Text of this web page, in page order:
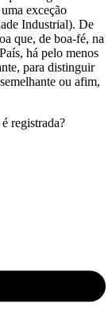
exceção
Industrial). De
que, de boa-fé, na
há pelo menos
para distinguir
ou afim,
registrada?